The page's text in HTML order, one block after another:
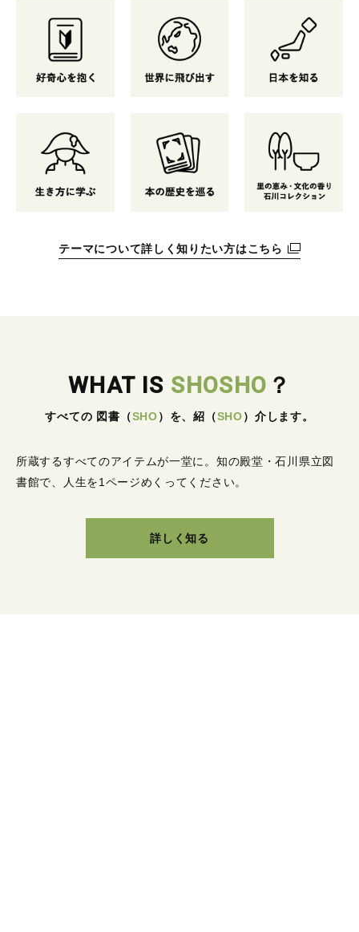
テーマについて詳しく知りたい方はこちら
WHAT IS SHOSHO ？
すべての 図書 （SHO） を、紹 （SHO） 介します。
所蔵するすべてのアイテムが一堂に。 知の殿堂・石川県立図
書館で、人生を1ページめくってください。
詳しく知る